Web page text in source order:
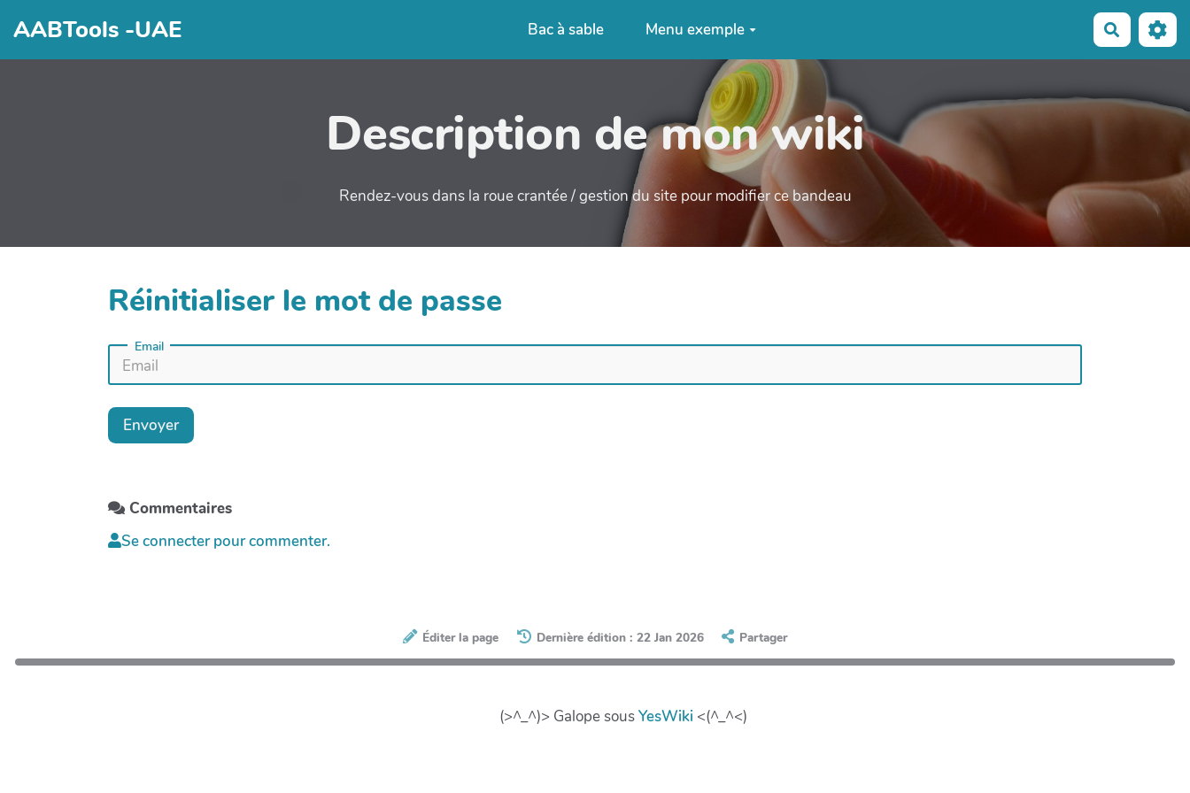
AABTools -UAE Bac à sable Menu exemple
Description de mon wiki
Rendez-vous dans la roue crantée / gestion du site pour modifier ce bandeau
Réinitialiser le mot de passe
Email
Envoyer
Commentaires
Se connecter pour commenter.
Éditer la page Dernière édition : 22 Jan 2026 Partager
(>^_^)> Galope sousYesWiki <(^_^<)